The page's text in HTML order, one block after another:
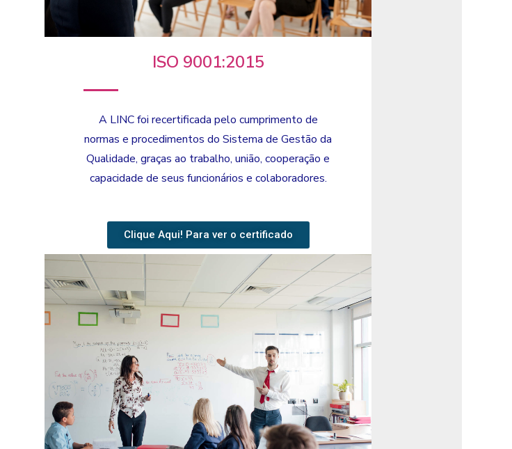
ISO 9001:2015​
A LINC foi recertificada pelo cumprimento de
normas e procedimentos do Sistema de Gestão da
Qualidade, graças ao trabalho, união, cooperação e
capacidade de seus funcionários e colaboradores.
Clique Aqui! Para ver o certificado